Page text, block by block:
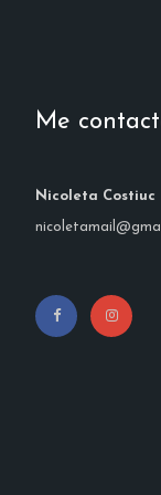
Me
Nicoleta Costiuc